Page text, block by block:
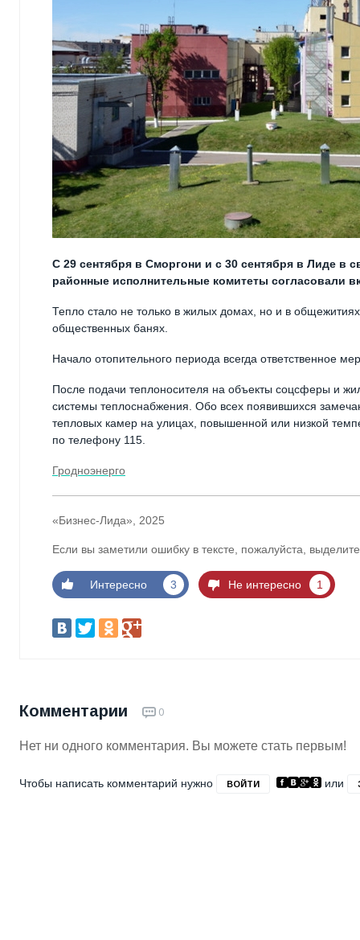
С 29 сентября в Сморгони и с 30 сентября в Лиде в
районные исполнительные комитеты согласовали
Тепло стало не только в жилых домах, но и в
общественных банях.
Начало отопительного периода всегда ответственное
После подачи теплоносителя на объекты соцсферы и
системы теплоснабжения. Обо всех появившихся
тепловых камер на улицах, повышенной или низкой
по телефону 115.
Гродноэнерго
«Бизнес-Лида», 2025
Если вы заметили ошибку в тексте, пожалуйста,
Интересно 3 Не интересно 1
Комментарии 0
Нет ни одного комментария. Вы можете стать первым!
Чтобы написать комментарий нужно ВОЙТИ или